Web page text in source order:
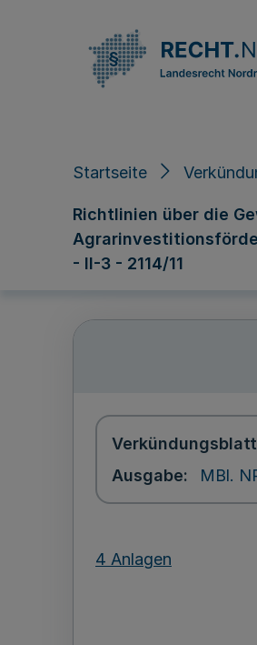
Startseite
Richtlinien über die
- II-3 - 2114/11
Verkündungsblatt
Ausgabe
MBl.
4 Anlagen